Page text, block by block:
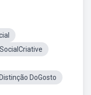
DoGosto